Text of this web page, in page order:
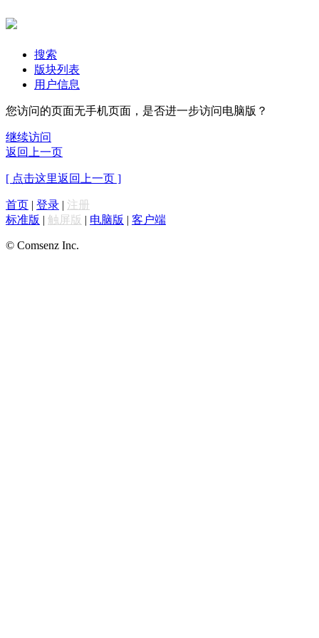
搜索
版块列表
用户信息
您访问的页面无手机页面，是否进一步访问电脑版？
继续访问
返回上一页
[ 点击这里返回上一页 ]
首页 | 登录 | 注册
标准版 | 触屏版 | 电脑版 | 客户端
© Comsenz Inc.